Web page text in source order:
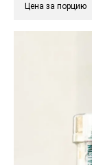
Цена за порцию